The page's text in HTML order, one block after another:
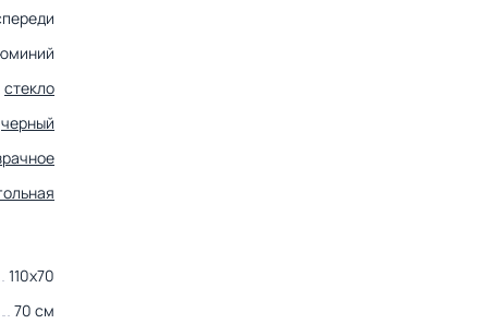
стекло
черный
110х70
70 см